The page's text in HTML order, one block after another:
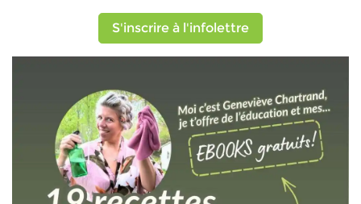
S'inscrire à l'infolettre